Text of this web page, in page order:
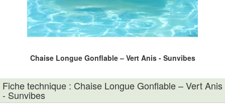
Chaise Longue Gonflable – Vert Anis - Sunvibes
Fiche technique : Chaise Longue Gonflable – Vert Anis
- Sunvibes